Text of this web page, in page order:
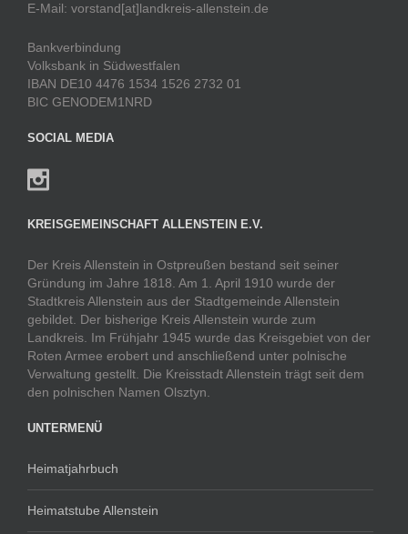
E-Mail: vorstand[at]landkreis-allenstein.de
Bankverbindung
Volksbank in Südwestfalen
IBAN DE10 4476 1534 1526 2732 01
BIC GENODEM1NRD
SOCIAL MEDIA
KREISGEMEINSCHAFT ALLENSTEIN E.V.
Der Kreis Allenstein in Ostpreußen bestand seit seiner
Gründung im Jahre 1818. Am 1. April 1910 wurde der
Stadtkreis Allenstein aus der Stadtgemeinde Allenstein
gebildet. Der bisherige Kreis Allenstein wurde zum
Landkreis. Im Frühjahr 1945 wurde das Kreisgebiet von der
Roten Armee erobert und anschließend unter polnische
Verwaltung gestellt. Die Kreisstadt Allenstein trägt seit dem
den polnischen Namen Olsztyn.
UNTERMENÜ
Heimatjahrbuch
Heimatstube Allenstein